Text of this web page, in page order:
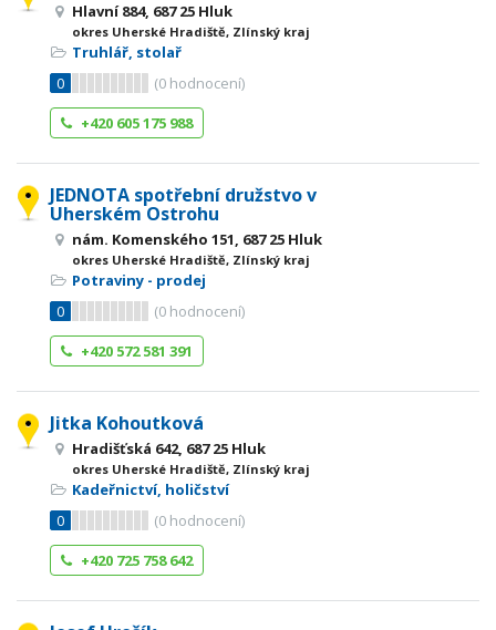
Hlavní 884, 687 25 Hluk
okres Uherské Hradiště, Zlínský kraj
Truhlář, stolař
0
(0 hodnocení)
+420 605 175 988
JEDNOTA spotřební družstvo v
Uherském Ostrohu
nám. Komenského 151, 687 25 Hluk
okres Uherské Hradiště, Zlínský kraj
Potraviny - prodej
0
(0 hodnocení)
+420 572 581 391
Jitka Kohoutková
Hradišťská 642, 687 25 Hluk
okres Uherské Hradiště, Zlínský kraj
Kadeřnictví, holičství
0
(0 hodnocení)
+420 725 758 642